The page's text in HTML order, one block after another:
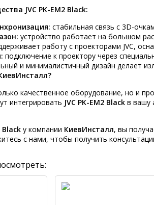
JVC PK-EM2 Black:
стабильная связь с 3D-
устройство работает на большом
работу с проекторами JVC,
подключение к проектору через
и минималистичный дизайн делает
качественное оборудование, но и
интегрировать JVC PK-EM2 Blackв вашу
Blackу компании КиевИнсталл, вы
с нами, чтобы получить